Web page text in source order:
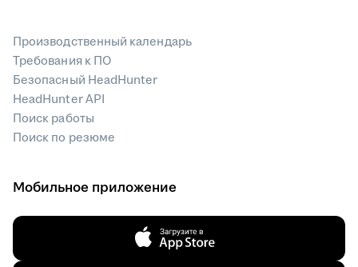
Производственный календарь
Требования к ПО
Безопасный HeadHunter
HeadHunter API
Поиск работы
Поиск по резюме
Мобильное приложение